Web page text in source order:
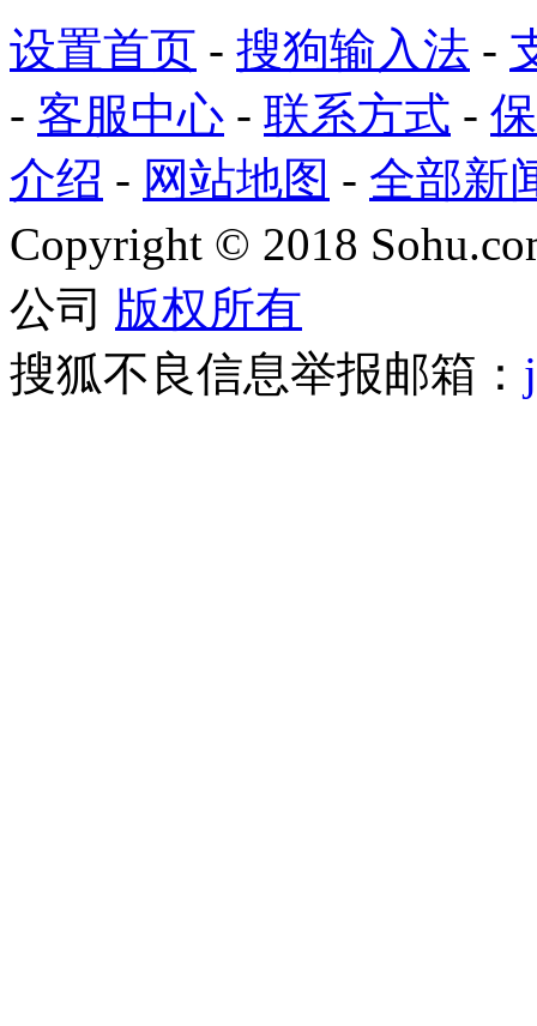
设置首页 - 搜狗输入法 -
- 客服中心 - 联系方式 -
介绍 - 网站地图 - 全部新
Copyright © 2018
公司 版权所有
搜狐不良信息举报邮箱：